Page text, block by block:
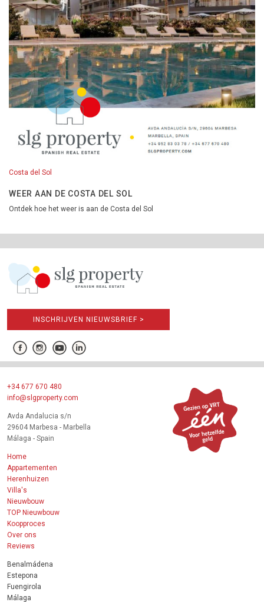
Costa del Sol
WEER AAN DE COSTA DEL SOL
Ontdek hoe het weer is aan de Costa del Sol
INSCHRIJVEN NIEUWSBRIEF >
+34 677 670 480
info@slgproperty.com
Avda Andalucia s/n
29604 Marbesa - Marbella
Málaga - Spain
Home
Appartementen
Herenhuizen
Villa's
Nieuwbouw
TOP Nieuwbouw
Koopproces
Over ons
Reviews
Benalmádena
Estepona
Fuengirola
Málaga